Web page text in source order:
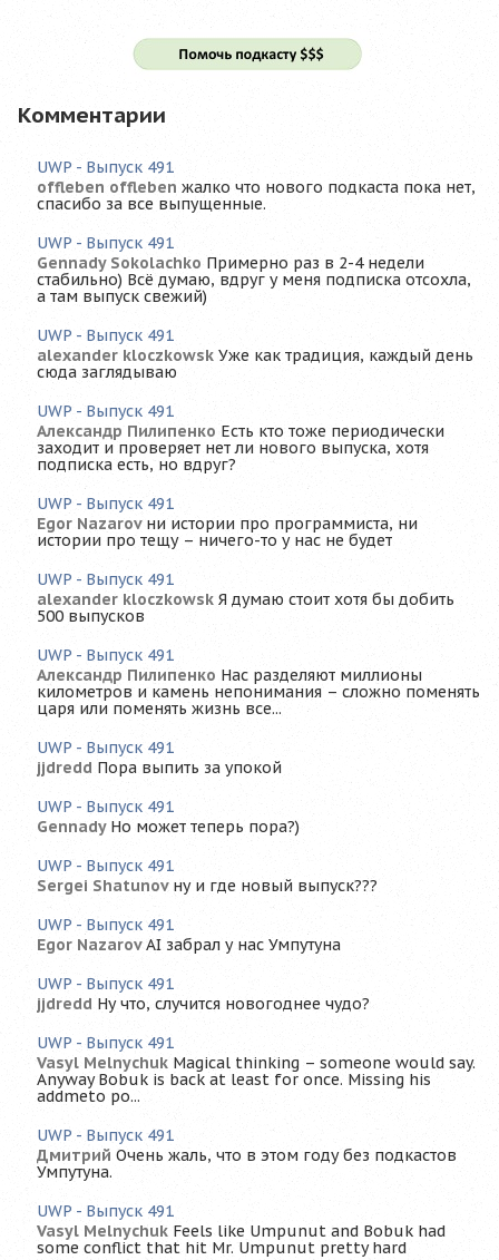
Комментарии
UWP - Выпуск 491
offleben offleben жалко что нового подкаста пока нет,
спасибо за все выпущенные.
UWP - Выпуск 491
Gennady Sokolachko Примерно раз в 2-4 недели
стабильно) Всё думаю, вдруг у меня подписка отсохла,
а там выпуск свежий)
UWP - Выпуск 491
alexander kloczkowsk Уже как традиция, каждый день
сюда заглядываю
UWP - Выпуск 491
Александр Пилипенко Есть кто тоже периодически
заходит и проверяет нет ли нового выпуска, хотя
подписка есть, но вдруг?
UWP - Выпуск 491
Egor Nazarov ни истории про программиста, ни
истории про тещу – ничего-то у нас не будет
UWP - Выпуск 491
alexander kloczkowsk Я думаю стоит хотя бы добить
500 выпусков
UWP - Выпуск 491
Александр Пилипенко Нас разделяют миллионы
километров и камень непонимания – сложно поменять
царя или поменять жизнь все...
UWP - Выпуск 491
jjdredd Пора выпить за упокой
UWP - Выпуск 491
Gennady Но может теперь пора?)
UWP - Выпуск 491
Sergei Shatunov ну и где новый выпуск???
UWP - Выпуск 491
Egor Nazarov AI забрал у нас Умпутуна
UWP - Выпуск 491
jjdredd Ну что, случится новогоднее чудо?
UWP - Выпуск 491
Vasyl Melnychuk Magical thinking – someone would say.
Anyway Bobuk is back at least for once. Missing his
addmeto po...
UWP - Выпуск 491
Дмитрий Очень жаль, что в этом году без подкастов
Умпутуна.
UWP - Выпуск 491
Vasyl Melnychuk Feels like Umpunut and Bobuk had
some conflict that hit Mr. Umpunut pretty hard